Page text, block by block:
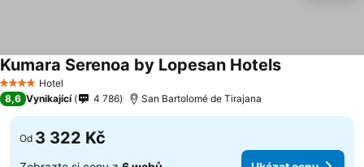
4 Počet hvězdiček
Hotel
Kumara Serenoa by Lopesan Hotels
8,6 Vynikající 4 786 San Bartolomé de Tirajana
Od 3 322 Kč